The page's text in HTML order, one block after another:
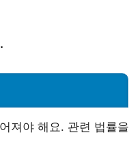
져야 해요. 관련 법률을